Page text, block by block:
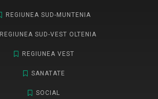
REGIUNEA SUD-MUNTENIA
REGIUNEA SUD-VEST OLTENIA
REGIUNEA VEST
SANATATE
SOCIAL